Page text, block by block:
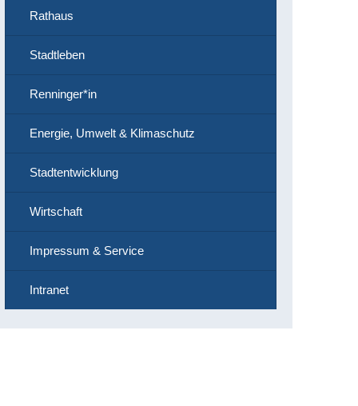
Rathaus
Stadtleben
Renninger*in
Energie, Umwelt & Klimaschutz
Stadtentwicklung
Wirtschaft
Impressum & Service
Intranet